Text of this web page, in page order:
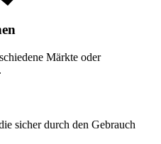
Märkte oder
sicher durch den Gebrauch